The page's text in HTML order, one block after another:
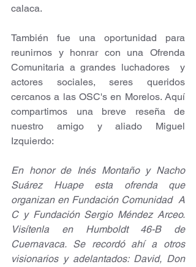
calaca.
También fue una oportunidad para
reunirnos y honrar con una Ofrenda
Comunitaria a grandes luchadores  y
actores sociales, seres queridos
cercanos a las OSC's en Morelos. Aquí
compartimos una breve reseña de
nuestro amigo y aliado Miguel
Izquierdo:
En honor de Inés Montaño y Nacho
Suárez Huape esta ofrenda que
organizan en Fundación Comunidad  A
C y Fundación Sergio Méndez Arceo.
Visítenla en Humboldt 46-B de
Cuernavaca. Se recordó ahí a otros
visionarios y adelantados: David, Don